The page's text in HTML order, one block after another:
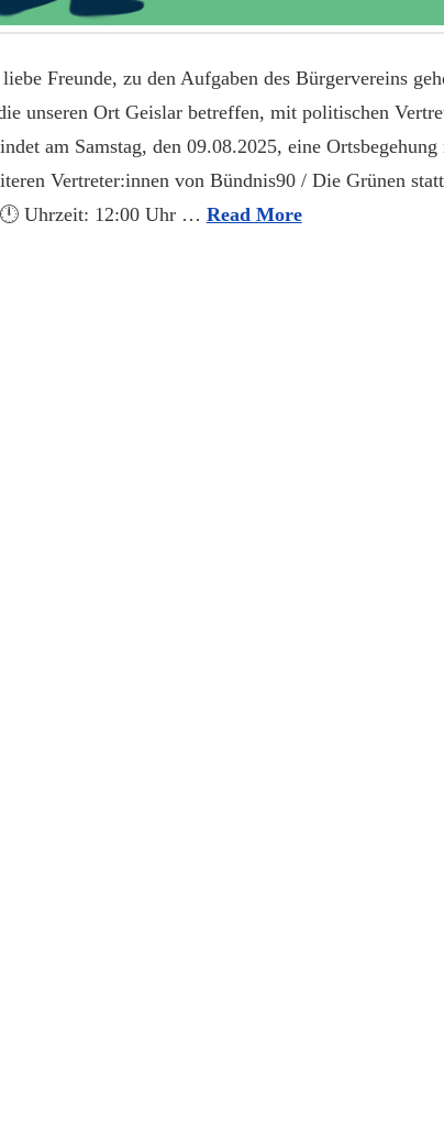
Freunde, zu den Aufgaben des Bürgervereins
unseren Ort Geislar betreffen, mit politischen
am Samstag, den 09.08.2025, eine
Vertreter:innen von Bündnis90 / Die Grünen
Uhrzeit: 12:00 Uhr … Read More